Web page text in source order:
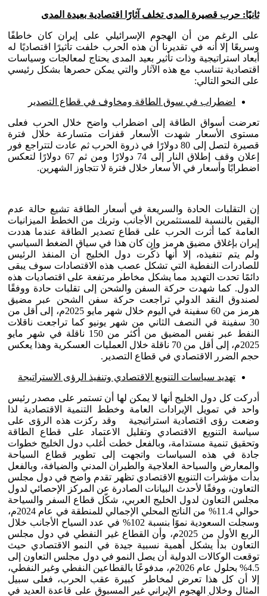
ثانيًا: حرب قصيرة المدى تخلف آثارًا اقتصادية بعيدة المدى
على الرغم من أن الهجوم الإسرائيلي على إيران كان خاطفًا
وسريعًا إلا أنه في تقديرنا أن هذه الحرب خلفت تأثيرًا اقتصاديًا له
أبعاد استراتيجية وذات تأثير بعيد المدى يحتاج لمعالجات وسياسات
اقتصادية تتناسب مع هذه الآثار والتي يمكن حصرها بشكل رئيسي
على النحو التالي:
اضطراب في سوق الطاقة ومخاوف في قطاع التصدير
تعرضت أسواق الطاقة إلى اضطراب واضح خلال الحرب فعلى
مستوى الأسعار شهدت الأسعار قفزات متسارعة خلال فترة
قصيرة لتصل إلى 80 دولارًا في ذروة الحرب ثم عادت لتتراجع فور
إعلان وقف إطلاق النار إلى 74 دولارًا ومن ثم 67 دولارًا لتعكس
اضطرابًا وأسعار في الأ سعار خلال فترة لا تتجاوز الشهرين.
إن التقلبات الحادة والسريعة في أسعار الطاقة تشيع حالة عدم
اليقين بالنسبة للمستثمرين الأجانب وتربك من الخطط الميزانيات
العامة كما أثرت الحرب على قطاع تصدير الطاقة عندما هددت
إيران بإغلاق مضيق هرمز وإن كان هذا في سياق الضغط السياسي
ولم يتم تنفيذه، إلا أنها ذكًرت دول الخليج أن المنفذ الرئيس
للصادرات النفطية التي تشكل عصب هذه الاقتصادات سوف يبقى
دائمًا تحدت التهديد مما يشكل مخاطر مرتفعة على اقتصاديات هذه
الدول. كما شهدت حركة السفن والشحن إلى تقلبات حادة ووفقًا
لصندوق النقد الدولي تراجعت حركة سفن الشحن عبر مضيق
هرمز من 60 سفينة في اليوم خلال شهر مايو 2025م، إلى أقل من
30 سفينة في النصف الثاني من شهر يونيو كما تراجعت ناقلات
النفط عبر نفس المضيق من أكثر من 150 ناقلة في شهر مايو
2025م، إلى أقل من 70 ناقلة خلال العمليات العسكرية وهذا يعكس
حجم الضرر الاقتصادي في قطاع التصدير.
تهديد سياسات التنويع الاقتصادي وتنفيذ الرؤى الاستراتيجة
أدركت كل دول الخليج أنها لا يمكن لها أن تستمر على مصدر رئيس
واحد في تمويل الإيرادات العامة وخطط التنمية الاقتصادية لذا
وضعت رؤى اقتصادية استراتيجية وقد ركزت هذه الرؤى على
سياسة التنويع الاقتصادي وتقليل الاعتماد على قطاع الطاقة
وتحقيق تنمية مستدامة، وبالفعل خطت أغلب دول الخليج خطوات
جادة في هذه السياسات واتجهت إلى تطوير قطاع السياحة
والمعارض والسياحة العلاجية والطيران المدني والضيافة، وبالفعل
بدأت مؤشرات التنويع الاقتصادي تظهر تقدم واضح في دول مجلس
التعاون، ووفقًا لأحدث البيانات الصادرة عن المركز الإحصائي لدول
مجلس التعاون لدول الخليج العربي، شكّل قطاع السفر والسياحة
حوالي 11.4% من الناتج المحلي الإجمالي للمنطقة في عام 2024م،
وسجلت السعودية نموًا بنسبة 102% في عدد السياح الأجانب خلال
الربع الأول من 2025م، وأن القطاع غير النفطي في دول مجلس
التعاون بدأ يشكل أهمية نسبية جيدة في النمو الاقتصادي حيث
توقعت الوكالات الدولية أن يصل النمو في دول مجلس التعاون إلى
4.5% بحلول عام 2026م، مدفوعًا بالقطاعين النفطي وغير النفطي،
إلا أن كل هذا تعرض لمخاطر كبيرة عقب الحرب، فعلى سبيل
المثال وخلال الهجوم الإيراني غير المسبوق على قاعدة العديد في